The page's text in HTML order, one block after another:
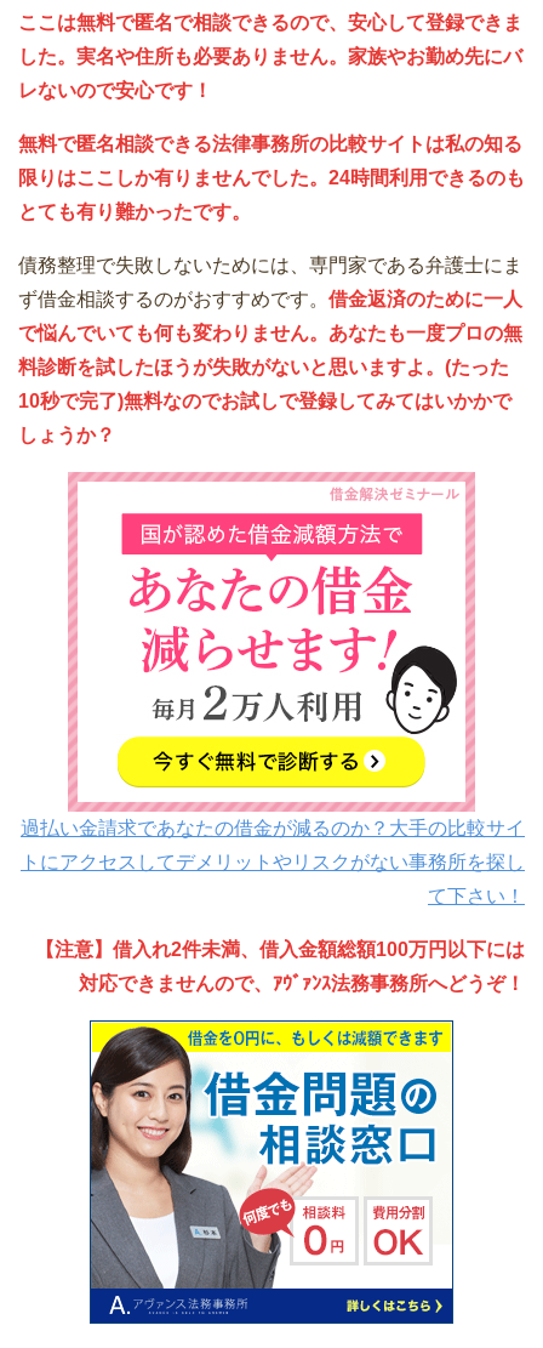
ここは無料で匿名で相談できるので、安心して登録できま
した。実名や住所も必要ありません。家族やお勤め先にバ
レないので安心です！
無料で匿名相談できる法律事務所の比較サイトは私の知る
限りはここしか有りませんでした。24時間利用できるのも
とても有り難かったです。
債務整理で失敗しないためには、専門家である弁護士にま
ず借金相談するのがおすすめです。 借金返済のために一人
で悩んでいても何も変わりません。あなたも一度プロの無
料診断を試したほうが失敗がないと思いますよ。(たった
10秒で完了)無料なのでお試しで登録してみてはいかかで
しょうか？
過払い金請求であなたの借金が減るのか？大手の比較サイ
トにアクセスしてデメリットやリスクがない事務所を探し
て下さい！
【注意】借入れ2件未満、借入金額総額100万円以下には
対応できませんので、ｱｳﾞｧﾝｽ法務事務所へどうぞ！